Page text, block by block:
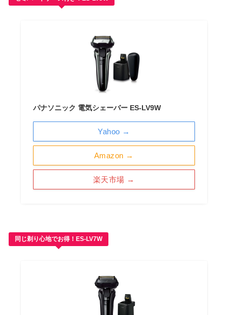
パナソニック 電気シェーバー ES-LV9W
Amazon →
楽天市場 →
Yahoo →
同じ剃り心地でお得！ES-LV7W